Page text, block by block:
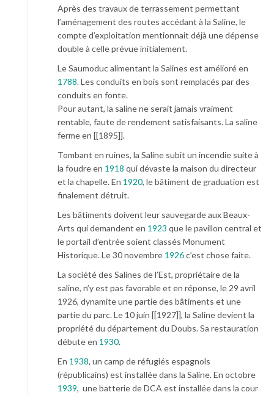
Après des travaux de terrassement permettant
l’aménagement des routes accédant à la Saline, le
compte d’exploitation mentionnait déjà une dépense
double à celle prévue initialement.
Le Saumoduc alimentant la Salines est amélioré en
1788. Les conduits en bois sont remplacés par des
conduits en fonte.
Pour autant, la saline ne serait jamais vraiment
rentable, faute de rendement satisfaisants. La saline
ferme en [[1895]].
Tombant en ruines, la Saline subit un incendie suite à
la foudre en 1918 qui dévaste la maison du directeur
et la chapelle. En 1920, le bâtiment de graduation est
finalement détruit.
Les bâtiments doivent leur sauvegarde aux Beaux-
Arts qui demandent en 1923 que le pavillon central et
le portail d’entrée soient classés Monument
Historique. Le 30 novembre 1926c’est chose faite.
La société des Salines de l’Est, propriétaire de la
saline, n’y est pas favorable et en réponse, le 29 avril
1926, dynamite une partie des bâtiments et une
partie du parc. Le 10 juin [[1927]], la Saline devient la
propriété du département du Doubs. Sa restauration
débute en 1930.
En 1938, un camp de réfugiés espagnols
(républicains) est installée dans la Saline. En octobre
1939, une batterie de DCA est installée dans la cour